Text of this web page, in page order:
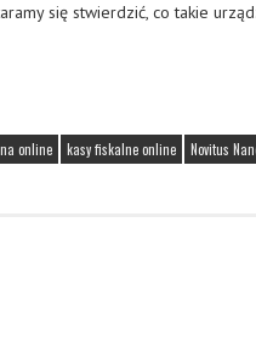
się stwierdzić, co takie
online kasy fiskalne online Novitus